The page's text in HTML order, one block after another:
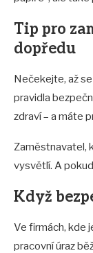
Tip pro
dopředu
Nečekejte, až
pravidla
zdraví – a máte
Zaměstnavatel,
vysvětlí. A
Když
Ve firmách, kde
pracovní úraz